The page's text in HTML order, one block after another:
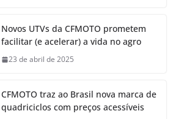
Novos UTVs da CFMOTO prometem
facilitar (e acelerar) a vida no agro
23 de abril de 2025
CFMOTO traz ao Brasil nova marca de
quadriciclos com preços acessíveis